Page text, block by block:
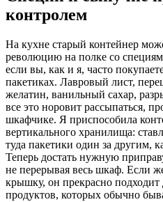
контролем
На кухне старый контейнер
революцию на полке со
если вы, как и я, часто
пакетиках. Лавровый лист,
желатин, ванильный сахар,
все это норовит рассыпаться,
шкафчике. Я приспособила
вертикального хранилища:
туда пакетики один за другим,
Теперь достать нужную
не перерывая весь шкаф. Если
крышку, он прекрасно подходит
продуктов, которых обычно